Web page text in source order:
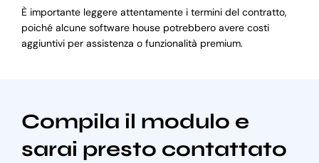
È importante leggere attentamente i termini del contratto,
poiché alcune software house potrebbero avere costi
aggiuntivi per assistenza o funzionalità premium.
Compila il modulo e
sarai presto contattato